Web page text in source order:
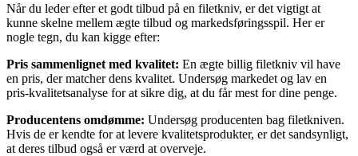
Når du leder efter et godt tilbud på en filetkniv, er det vigtigt at
kunne skelne mellem ægte tilbud og markedsføringsspil. Her er
nogle tegn, du kan kigge efter:
Pris sammenlignet med kvalitet: En ægte billig filetkniv vil have
en pris, der matcher dens kvalitet. Undersøg markedet og lav en
pris-kvalitetsanalyse for at sikre dig, at du får mest for dine penge.
Producentens omdømme: Undersøg producenten bag filetkniven.
Hvis de er kendte for at levere kvalitetsprodukter, er det sandsynligt,
at deres tilbud også er værd at overveje.